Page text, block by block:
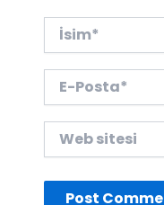
İsim*
Posta*
sitesi